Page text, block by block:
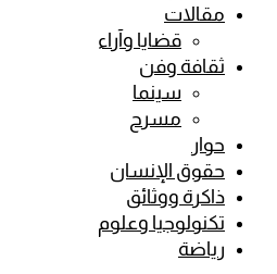
مقالات
قضايا وآراء
ثقافة وفن
سينما
مسرح
حوار
حقوق الإنسان
ذاكرة ووثائق
تكنولوجيا وعلوم
رياضة